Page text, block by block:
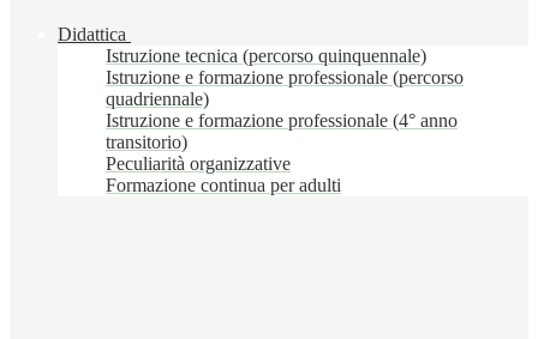
Didattica
Istruzione tecnica (percorso quinquennale)
Istruzione e formazione professionale (percorso
quadriennale)
Istruzione e formazione professionale (4° anno
transitorio)
Peculiarità organizzative
Formazione continua per adulti